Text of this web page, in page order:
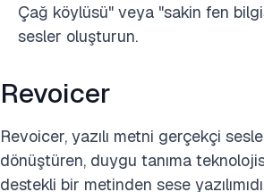
Çağ köylüsü" veya "sakin fen
sesler oluşturun.
Revoicer
Revoicer, yazılı metni gerçekçi
dönüştüren, duygu tanıma
destekli bir metinden sese